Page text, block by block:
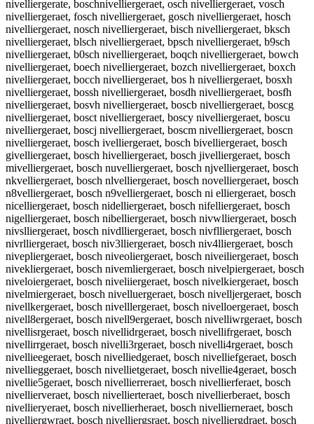
nivelliergerate, boschnivelliergeraet, osch nivelliergeraet, vosch
nivelliergeraet, fosch nivelliergeraet, gosch nivelliergeraet, hosch
nivelliergeraet, nosch nivelliergeraet, bisch nivelliergeraet, bksch
nivelliergeraet, blsch nivelliergeraet, bpsch nivelliergeraet, b9sch
nivelliergeraet, b0sch nivelliergeraet, boqch nivelliergeraet, bowch
nivelliergeraet, boech nivelliergeraet, bozch nivelliergeraet, boxch
nivelliergeraet, bocch nivelliergeraet, bos h nivelliergeraet, bosxh
nivelliergeraet, bossh nivelliergeraet, bosdh nivelliergeraet, bosfh
nivelliergeraet, bosvh nivelliergeraet, boscb nivelliergeraet, boscg
nivelliergeraet, bosct nivelliergeraet, boscy nivelliergeraet, boscu
nivelliergeraet, boscj nivelliergeraet, boscm nivelliergeraet, boscn
nivelliergeraet, bosch ivelliergeraet, bosch bivelliergeraet, bosch
givelliergeraet, bosch hivelliergeraet, bosch jivelliergeraet, bosch
mivelliergeraet, bosch nuvelliergeraet, bosch njvelliergeraet, bosch
nkvelliergeraet, bosch nlvelliergeraet, bosch novelliergeraet, bosch
n8velliergeraet, bosch n9velliergeraet, bosch ni elliergeraet, bosch
nicelliergeraet, bosch nidelliergeraet, bosch nifelliergeraet, bosch
nigelliergeraet, bosch nibelliergeraet, bosch nivwlliergeraet, bosch
nivslliergeraet, bosch nivdlliergeraet, bosch nivflliergeraet, bosch
nivrlliergeraet, bosch niv3lliergeraet, bosch niv4lliergeraet, bosch
nivepliergeraet, bosch niveoliergeraet, bosch niveiliergeraet, bosch
nivekliergeraet, bosch nivemliergeraet, bosch nivelpiergeraet, bosch
niveloiergeraet, bosch niveliiergeraet, bosch nivelkiergeraet, bosch
nivelmiergeraet, bosch nivelluergeraet, bosch nivelljergeraet, bosch
nivellkergeraet, bosch nivelllergeraet, bosch nivelloergeraet, bosch
nivell8ergeraet, bosch nivell9ergeraet, bosch nivelliwrgeraet, bosch
nivellisrgeraet, bosch nivellidrgeraet, bosch nivellifrgeraet, bosch
nivellirrgeraet, bosch nivelli3rgeraet, bosch nivelli4rgeraet, bosch
nivellieegeraet, bosch nivelliedgeraet, bosch nivelliefgeraet, bosch
nivellieggeraet, bosch nivellietgeraet, bosch nivellie4geraet, bosch
nivellie5geraet, bosch nivellierreraet, bosch nivellierferaet, bosch
nivellierveraet, bosch nivellierteraet, bosch nivellierberaet, bosch
nivellieryeraet, bosch nivellierheraet, bosch nivellierneraet, bosch
nivelliergwraet, bosch nivelliergsraet, bosch nivelliergdraet, bosch